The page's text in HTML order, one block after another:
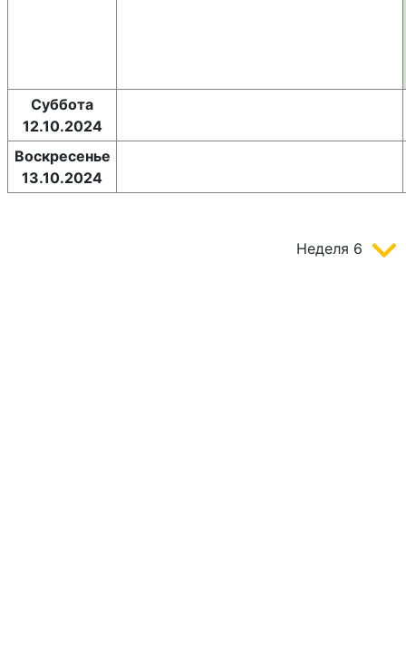
Суббота
12.10.2024
Воскресенье
13.10.2024
Неделя 6